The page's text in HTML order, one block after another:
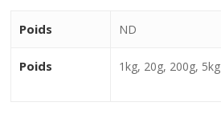
Poids ND
Poids 1kg, 20g, 200g, 5kg